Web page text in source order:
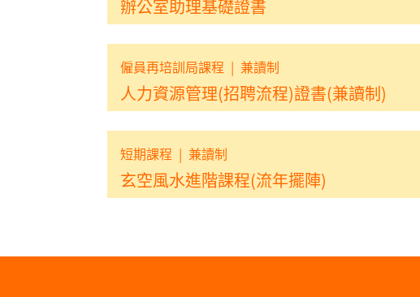
辦公室助理基礎證書
僱員再培訓局課程 | 兼讀制
人力資源管理(招聘流程)證書(兼讀制)
短期課程 | 兼讀制
玄空風水進階課程(流年擺陣)